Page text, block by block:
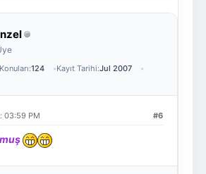
Konuları:124 Kayıt Tarihi:Jul 2007
#6
03:59 PM